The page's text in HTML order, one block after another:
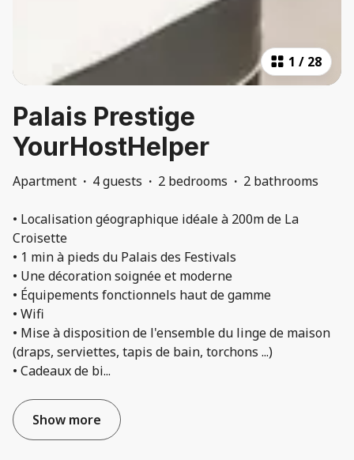
1 / 28
Palais Prestige
YourHostHelper
Apartment · 4 guests · 2 bedrooms · 2 bathrooms
• Localisation géographique idéale à 200m de La
Croisette
• 1 min à pieds du Palais des Festivals
• Une décoration soignée et moderne
• Équipements fonctionnels haut de gamme
• Wifi
• Mise à disposition de l'ensemble du linge de maison
(draps, serviettes, tapis de bain, torchons ...)
• Cadeaux de bi...
Show more